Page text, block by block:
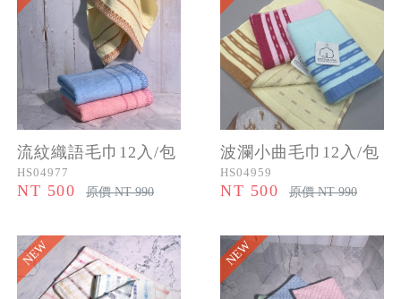
流紋織語毛巾12入/包
HS04977
NT 500 原價 NT 990
波瀾小曲毛巾12入/包
HS04959
NT 500 原價 NT 990
NEW NEW